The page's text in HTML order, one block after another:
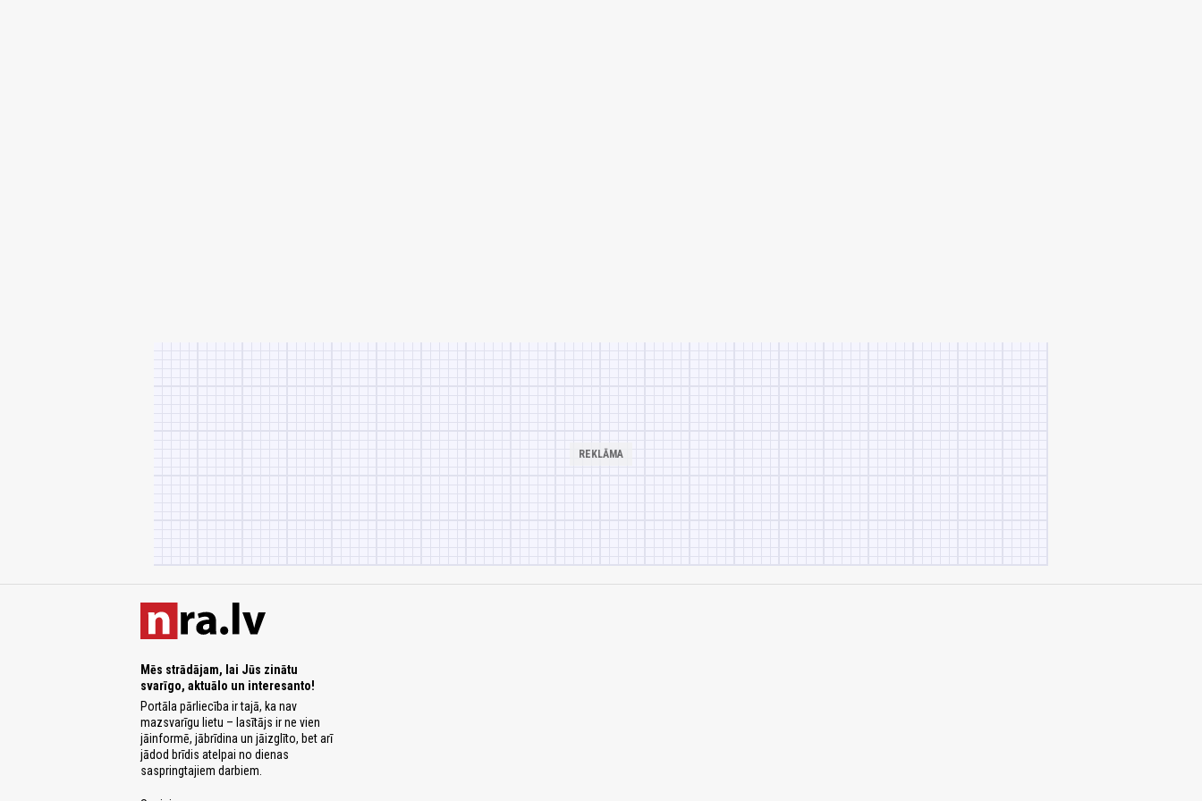
Mēs strādājam, lai Jūs zinātu
svarīgo, aktuālo un interesanto!
Portāla pārliecība ir tajā, ka nav
mazsvarīgu lietu – lasītājs ir ne vien
jāinformē, jābrīdina un jāizglīto, bet arī
jādod brīdis atelpai no dienas
saspringtajiem darbiem.